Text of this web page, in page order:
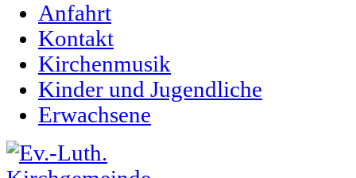
Anfahrt
Kontakt
Kirchenmusik
Kinder und Jugendliche
Erwachsene